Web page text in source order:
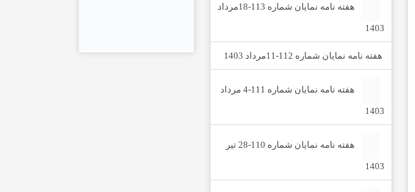
هفته نامه نمایان شماره 113-18مرداد
1403
هفته نامه نمایان شماره 112-11مرداد 1403
هفته نامه نمایان شماره 111-4 مرداد
1403
هفته نامه نمایان شماره 110-28 تیر
1403